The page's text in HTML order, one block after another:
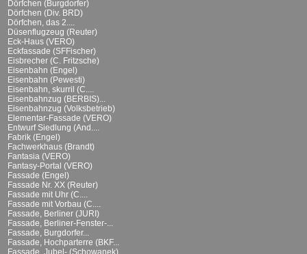
Dörfchen (Burgdorfer)
Dörfchen (Div. BRD)
Dörfchen, das 2....
Düsenflugzeug (Reuter)
Eck-Haus (VERO)
Eckfassade (SFFischer)
Eisbrecher (C. Fritzsche)
Eisenbahn (Engel)
Eisenbahn (Pewesti)
Eisenbahn, skurril (C....
Eisenbahnzug (BERBIS)...
Eisenbahnzug (Volksbetrieb)
Elementar-Fassade (VERO)
Entwurf Siedlung (And....
Fabrik (Engel)
Fachwerkhaus (Brandt)
Fantasia (VERO)
Fantasy-Portal (VERO)
Fassade (Engel)
Fassade Nr. XX (Reuter)
Fassade mit Uhr (C....
Fassade mit Vorbau (C....
Fassade, Berliner (JURI)
Fassade, Berliner-Fenster-...
Fassade, Burgdorfer...
Fassade, Hochparterre (BKF...
Fassade, Jubel- (Schowanek)